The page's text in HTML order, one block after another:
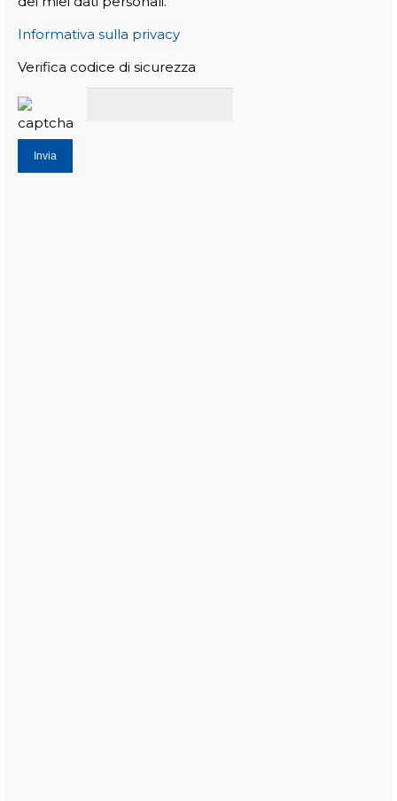
Informativa sulla privacy
Verifica codice di sicurezza